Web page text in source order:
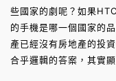
些國家的劇呢？如果
的手機是哪一個國家
產已經沒有房地產的投
合乎邏輯的答案，其實